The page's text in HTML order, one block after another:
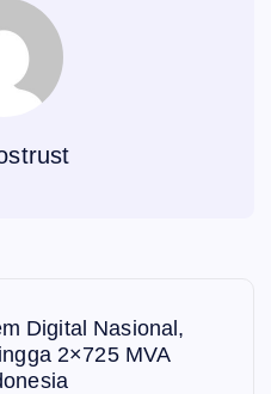
Digital Nasional,
2×725 MVA